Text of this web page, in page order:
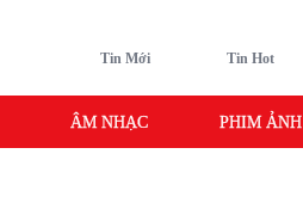
Tin Mới Tin Hot
ÂM NHẠC PHIM ẢNH